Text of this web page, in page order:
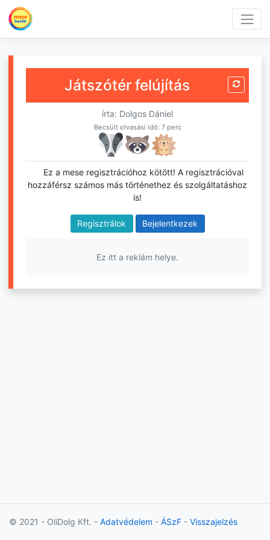
Játszótér felújítás
írta: Dolgos Dániel
Becsült olvasási idő: 7 perc
Ez a mese regisztrációhoz kötött! A regisztrációval
hozzáférsz számos más történethez és szolgáltatáshoz
is!
Regisztrálok Bejelentkezek
Ez itt a reklám helye.
© 2021 - OliDolg Kft. - Adatvédelem - ÁSzF - Visszajelzés